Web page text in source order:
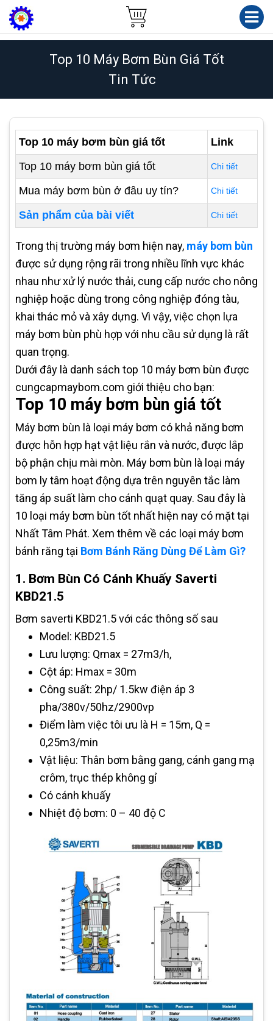
Top 10 Máy Bơm Bùn Giá Tốt
Tin Tức
Top 10 máy bơm bùn giá tốt
Link
Top 10 máy bơm bùn giá tốt
Chi tiết
Mua máy bơm bùn ở đâu uy tín? Chi tiết
Sản phẩm của bài viết Chi tiết
Trong thị trường máy bơm hiện nay, máy bơm bùn
được sử dụng rộng rãi trong nhiều lĩnh vực khác
nhau như xử lý nước thải, cung cấp nước cho nông
nghiệp hoặc dùng trong công nghiệp đóng tàu,
khai thác mỏ và xây dựng. Vì vậy, việc chọn lựa
máy bơm bùn phù hợp với nhu cầu sử dụng là rất
quan trọng.
Dưới đây là danh sách top 10 máy bơm bùn được
cungcapmaybom.com giới thiệu cho bạn:
Top 10 máy bơm bùn giá tốt
Máy bơm bùn là loại máy bơm có khả năng bơm
được hỗn hợp hạt vật liệu rắn và nước, được lắp
bộ phận chịu mài mòn. Máy bơm bùn là loại máy
bơm ly tâm hoạt động dựa trên nguyên tắc làm
tăng áp suất làm cho cánh quạt quay. Sau đây là
10 loại máy bơm bùn tốt nhất hiện nay có mặt tại
Nhất Tâm Phát. Xem thêm về các loại máy bơm
bánh răng tại Bơm Bánh Răng Dùng Để Làm Gì?
1. Bơm Bùn Có Cánh Khuấy Saverti
KBD21.5
Bơm saverti KBD21.5 với các thông số sau
Model: KBD21.5
Lưu lượng: Qmax = 27m3/h,
Cột áp: Hmax = 30m
Công suất: 2hp/ 1.5kw điện áp 3
pha/380v/50hz/2900vp
Điểm làm việc tôi ưu là H = 15m, Q =
0,25m3/min
Vật liệu: Thân bơm bằng gang, cánh gang mạ
crôm, trục thép không gỉ
Có cánh khuấy
Nhiệt độ bơm: 0 – 40 độ C